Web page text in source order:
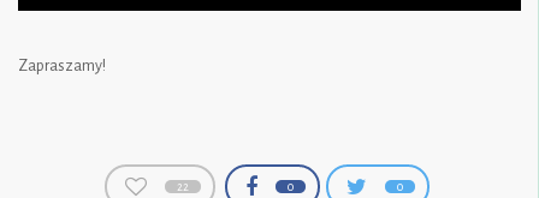
Zapraszamy!
22 0 0